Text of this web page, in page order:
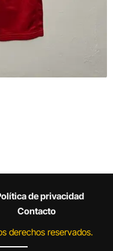
de privacidad
Contacto
derechos reservados.